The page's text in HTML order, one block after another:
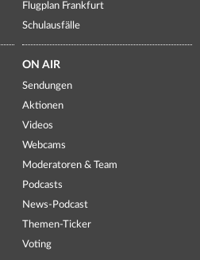
Flugplan Frankfurt
Schulausfälle
ON AIR
Sendungen
Aktionen
Videos
Webcams
Moderatoren & Team
Podcasts
News-Podcast
Themen-Ticker
Voting